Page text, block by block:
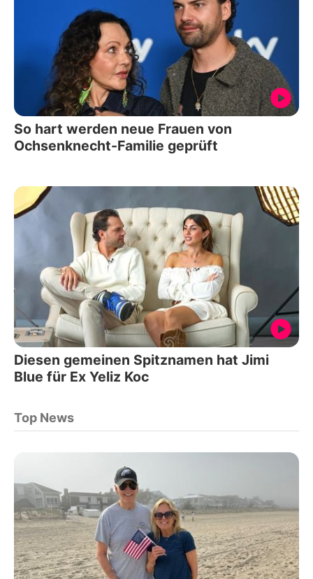
So hart werden neue Frauen von
Ochsenknecht-Familie geprüft
Diesen gemeinen Spitznamen hat Jimi
Blue für Ex Yeliz Koc
Top News